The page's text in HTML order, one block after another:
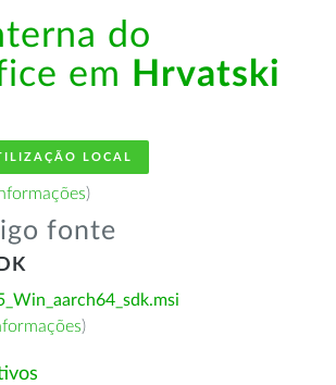
do
em Hrvatski
LOCAL
)
fonte
)